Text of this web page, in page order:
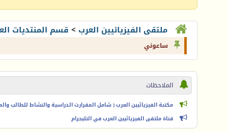
ملتقى الفيزيائيين العرب > قسم المنتديات
ساعوني
الملاحظات
مكتبة الفيزيائيين العرب ( شامل المقرارت الدراسية والنشاط للطالب
قناة ملتقى الفيزيائيين العرب في التليجرام